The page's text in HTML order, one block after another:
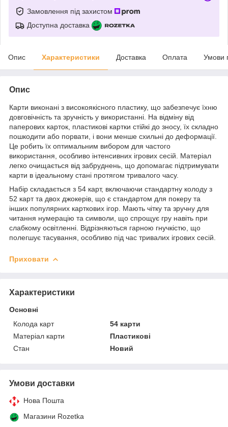
Замовлення під захистом
Доступна доставка
Опис Характеристики Доставка Оплата Умови
Опис
Карти виконані з високоякісного пластику, що забезпечує їхню
довговічність та зручність у використанні. На відміну від
паперових карток, пластикові картки стійкі до зносу, їх складно
пошкодити або порвати, і вони менше схильні до деформації.
Це робить їх оптимальним вибором для частого
використання, особливо інтенсивних ігрових сесій. Матеріал
легко очищається від забруднень, що допомагає підтримувати
карти в ідеальному стані протягом тривалого часу.
Набір складається з 54 карт, включаючи стандартну колоду з
52 карт та двох джокерів, що є стандартом для покеру та
інших популярних карткових ігор. Мають чітку та зручну для
читання нумерацію та символи, що спрощує гру навіть при
слабкому освітленні. Відрізняються гарною гнучкістю, що
полегшує тасування, особливо під час тривалих ігрових сесій.
Приховати
Характеристики
Основні
Колода карт
54 карти
Матеріал карти
Пластикові
Стан
Новий
Умови доставки
Нова Пошта
Магазини Rozetka